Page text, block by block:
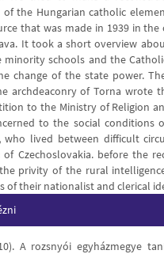
the Hungarian catholic
that was made in 1939 in the
It took a short overview
minority schools and the
change of the state power.
archdeaconry of Torna wrote
to the Ministry of Religion
to the social conditions
who lived between difficult
Czechoslovakia. before the
privity of the rural
of their nationalist and clerical
A rozsnyói egyházmegye